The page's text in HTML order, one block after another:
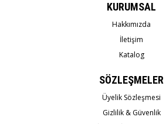
KURUMSAL
Hakkımızda
İletişim
Katalog
SÖZLEŞMELER
Üyelik Sözleşmesi
Gizlilik & Güvenlik